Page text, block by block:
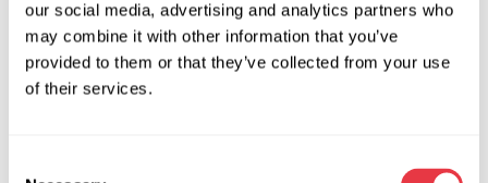
our social media, advertising and analytics partners who
may combine it with other information that you’ve
provided to them or that they’ve collected from your use
of their services.
Zapytaj o cenę